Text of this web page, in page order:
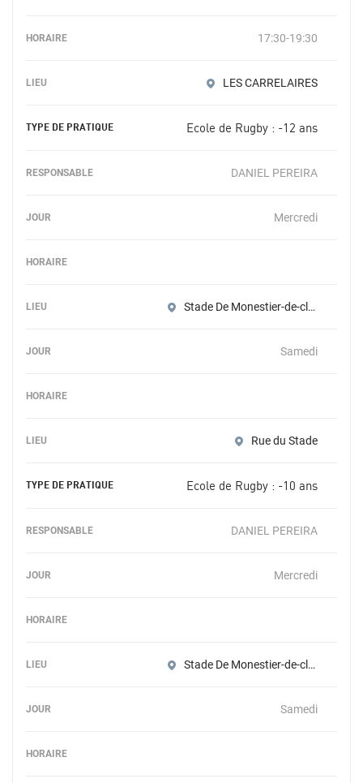
17:30-19:30
LES CARRELAIRES
Ecole de Rugby : -12 ans
DANIEL PEREIRA
Mercredi
Stade De Monestier-de-clermont
Samedi
Rue du Stade
Ecole de Rugby : -10 ans
DANIEL PEREIRA
Mercredi
Stade De Monestier-de-clermont
Samedi